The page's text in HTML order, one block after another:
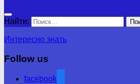
Найти:
Интересно знать
Follow us
facebook